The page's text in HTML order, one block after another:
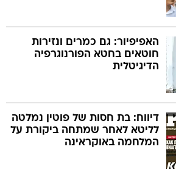
האפיפיור: גם כמרים ונזירות
חוטאים בחטא הפורנוגרפיה
הדיגיטלית
דיווח: בת חסות של פוטין נמלטה
לליטא לאחר שמתחה ביקורת על
המלחמה באוקראינה